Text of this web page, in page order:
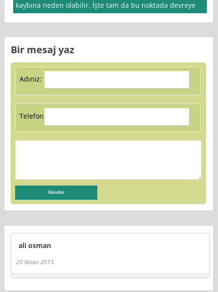
kaybına neden olabilir. İşte tam da bu noktada devreye
Bir mesaj yaz
Adınız:
Telefon:
ali osman
20 Nisan 2015